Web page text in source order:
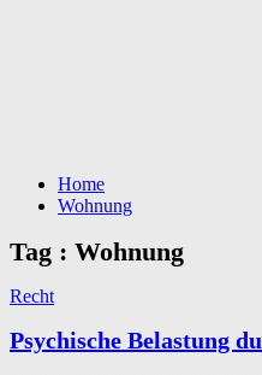
Home
Wohnung
Tag : Wohnung
Recht
Psychische Belastung